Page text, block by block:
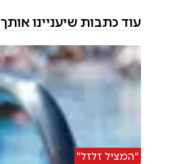
עוד כתבות שיעניינו אותך
"המציל זלזל"